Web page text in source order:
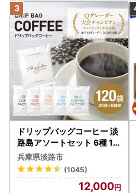
ドリップバッグコーヒー 淡
路島アソートセット 6種 12
0袋 飲み比べ コーヒー
兵庫県淡路市
(1045)
12,000